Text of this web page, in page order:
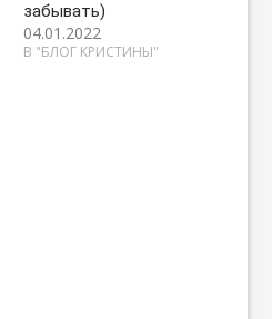
забывать)
04.01.2022
В "БЛОГ КРИСТИНЫ"